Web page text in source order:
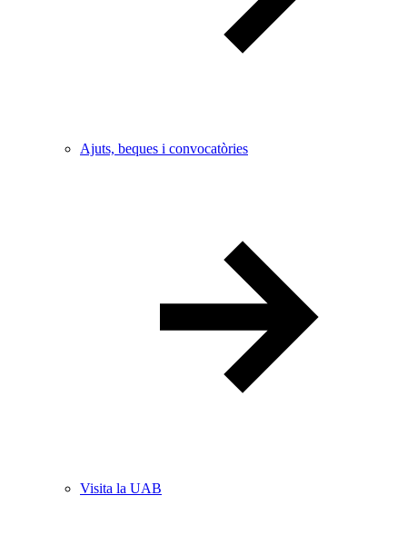
Ajuts, beques i convocatòries
Visita la UAB